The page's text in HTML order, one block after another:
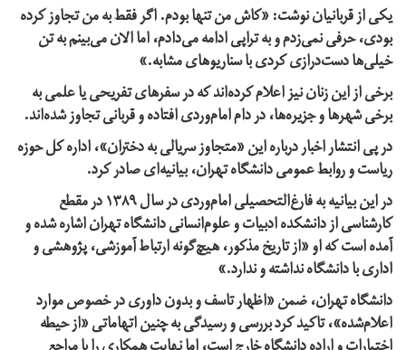
یکی از قربانیان نوشت: «کاش من تنها بودم. اگر فقط به من تجاوز کرده
بودی، حرفی نمی‌زدم و به تراپی ادامه می‌دادم، اما الان می‌بینم به تن
خیلی‌ها دست‌درازی کردی با سناریوهای مشابه.»
برخی از این زنان نیز اعلام کرده‌اند که در سفرهای تفریحی یا علمی به
برخی شهرها و جزیره‌ها، در دام امام‌وردی افتاده و قربانی تجاوز شده‌اند.
در پی انتشار اخبار درباره این «متجاوز سریالی به دختران»، اداره کل حوزه
ریاست و روابط عمومی دانشگاه تهران، بیانیه‌ای صادر کرد.
در این بیانیه به فارغ‌التحصیلی امام‌وردی در سال ۱۳۸۹ در مقطع
کارشناسی از دانشکده ادبیات و علوم‌انسانی دانشگاه تهران اشاره شده و
آمده است که او «از تاریخ مذکور، هیچ‌گونه ارتباط آموزشی، پژوهشی و
اداری با دانشگاه نداشته و ندارد.»
دانشگاه تهران، ضمن «اظهار تاسف و بدون داوری در خصوص موارد
اعلام‌شده»، تاکید کرد بررسی و رسیدگی به چنین اتهاماتی «از حیطه